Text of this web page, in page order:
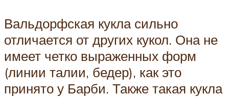
Вальдорфская кукла сильно
отличается от других кукол. Она не
имеет четко выраженных форм
(линии талии, бедер), как это
принято у Барби. Также такая кукла